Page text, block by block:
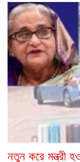
নতুন করে মন্ত্রী